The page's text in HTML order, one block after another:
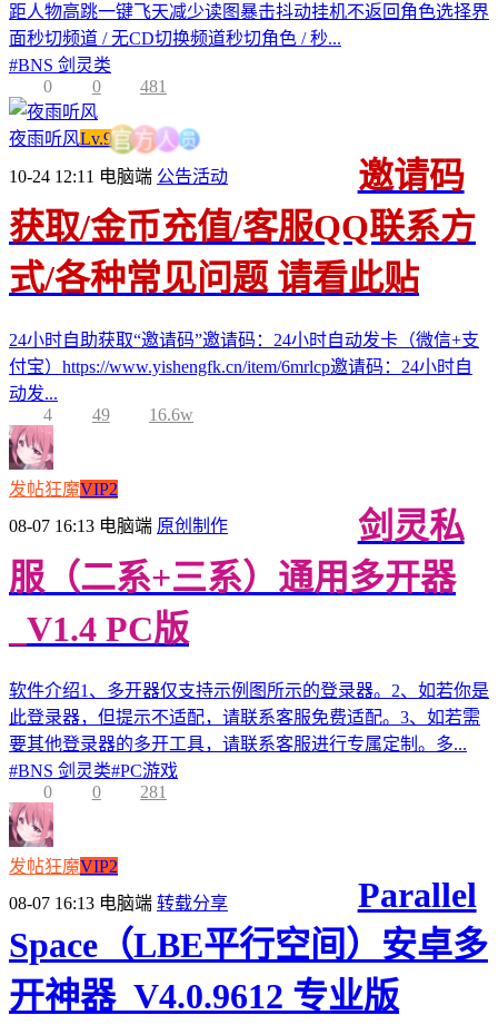
距人物高跳一键飞天减少读图暴击抖动挂机不返回角色选择界
面秒切频道 / 无CD切换频道秒切角色 / 秒...
#BNS 剑灵类
0
0 481
夜雨听风Lv.9官 方人员
10-24 12:11 电脑端 公告活动
邀请码
获取/金币充值/客服QQ联系方
式/各种常见问题 请看此贴
24小时自助获取“邀请码”邀请码：24小时自动发卡（微信+支
付宝）https://www.yishengfk.cn/item/6mrlcp邀请码：24小时自
动发...
4
49 16.6w
发帖狂魔VIP2
08-07 16:13 电脑端 原创制作
剑灵私
服（二系+三系）通用多开器
_V1.4 PC版
软件介绍1、多开器仅支持示例图所示的登录器。2、如若你是
此登录器，但提示不适配，请联系客服免费适配。3、如若需
要其他登录器的多开工具，请联系客服进行专属定制。多...
#BNS 剑灵类#PC游戏
0
0 281
发帖狂魔VIP2
08-07 16:13 电脑端 转载分享
Parallel
Space（LBE平行空间）安卓多
开神器_V4.0.9612 专业版